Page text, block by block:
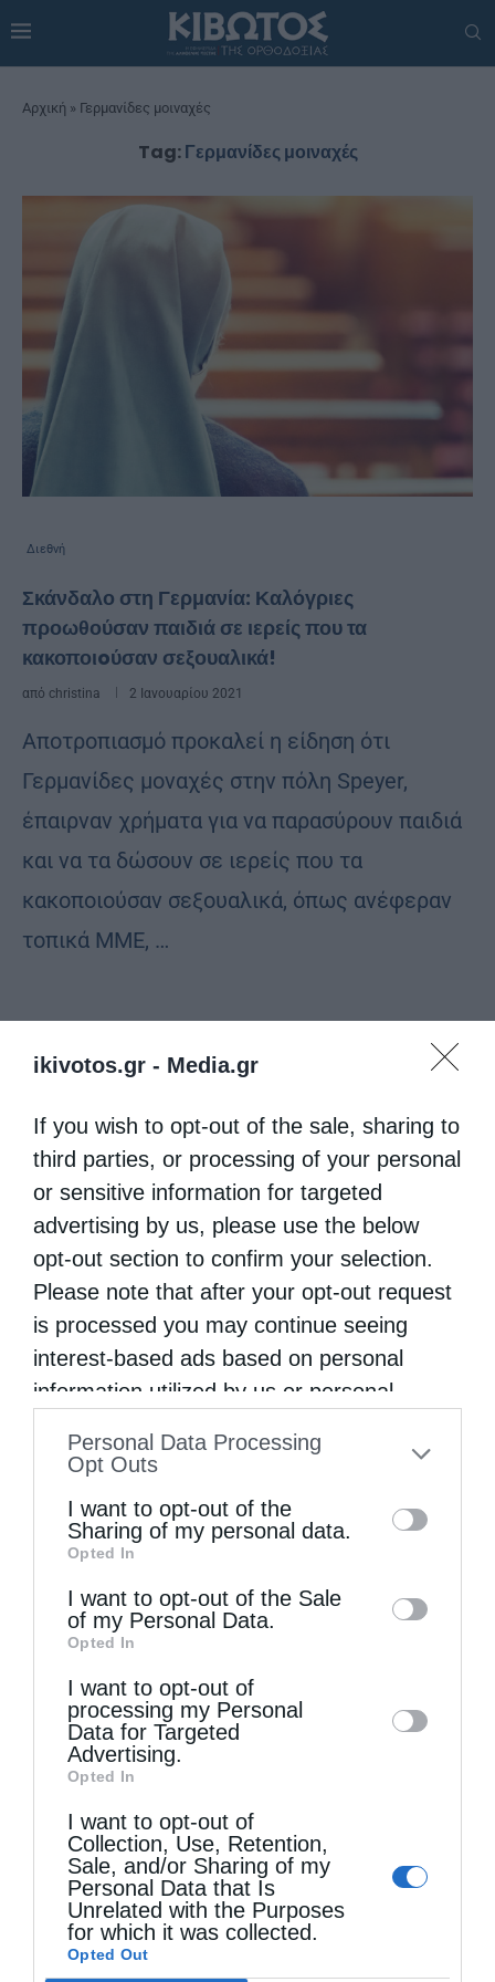
ikivotos.gr - Media.gr
If you wish to opt-out of the sale, sharing to
third parties, or processing of your personal
or sensitive information for targeted
advertising by us, please use the below
opt-out section to confirm your selection.
Please note that after your opt-out request
is processed you may continue seeing
interest-based ads based on personal
information utilized by us or personal
to your opt-out. You may separately opt-out
information by third parties on the IAB’s list
of downstream participants. This
information may also be disclosed by us to
third parties on theIAB’s List of
Downstream Participants
disclose it to other third parties.
Personal Data Processing
Opt Outs
I want to opt-out of the
Sharing of my personal data.
Opted In
I want to opt-out of the Sale
of my Personal Data.
Opted In
I want to opt-out of
processing my Personal
Data for Targeted
Advertising.
Opted In
I want to opt-out of
Collection, Use, Retention,
Sale, and/or Sharing of my
Personal Data that Is
Unrelated with the Purposes
for which it was collected.
Opted Out
Αρχική » Γερμανίδες μοιναχές
Tag:Γερμανίδες μοιναχές
Διεθνή
Σκάνδαλο στη Γερμανία: Καλόγριες
προωθούσαν παιδιά σε ιερείς που τα
κακοποιoύσαν σεξουαλικά!
από christina 2 Ιανουαρίου 2021
Αποτροπιασμό προκαλεί η είδηση ότι
Γερμανίδες μοναχές στην πόλη Speyer,
έπαιρναν χρήματα για να παρασύρουν παιδιά
και να τα δώσουν σε ιερείς που τα
κακοποιούσαν σεξουαλικά, όπως ανέφεραν
τοπικά ΜΜΕ, …
Τελευταία άρθρα
Κακό και εκδίκηση
Χειροτονία Διακόνου από τον Αρχιεπίσκοπο
Αυστραλίας στην Ιερά Επισκοπή Χώρας
Δημητριάδος Ιγνάτιος: «Ο Χριστός μάς έδειξε το